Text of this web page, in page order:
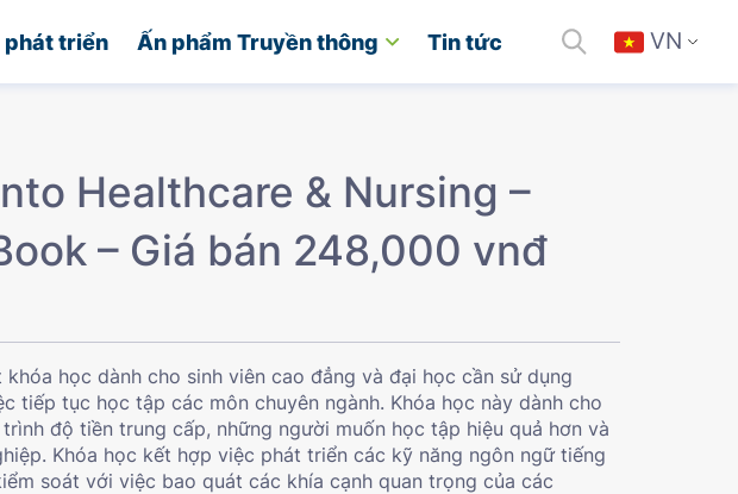
triển Ấn phẩm Truyền thông Tin tức VN
Healthcare & Nursing –
– Giá bán 248,000 vnđ
học dành cho sinh viên cao đẳng và đại học cần sử dụng
tiếp tục học tập các môn chuyên ngành. Khóa học này dành cho
độ tiền trung cấp, những người muốn học tập hiệu quả hơn và
Khóa học kết hợp việc phát triển các kỹ năng ngôn ngữ tiếng
soát với việc bao quát các khía cạnh quan trọng của các